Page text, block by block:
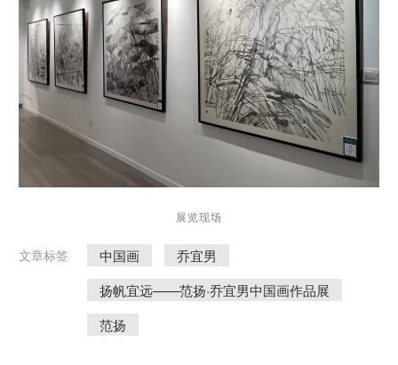
展览现场
文章标签 中国画
乔宜男
扬帆宜远——范扬·乔宜男中国画作品展
范扬